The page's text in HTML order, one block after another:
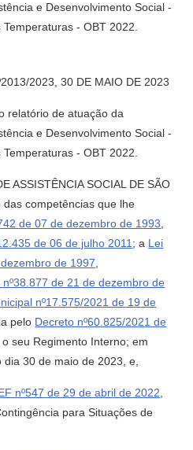
e Desenvolvimento Social -
- OBT 2022.
2023, 30 DE MAIO DE 2023
relatório de atuação da
e Desenvolvimento Social -
- OBT 2022.
ASSISTÊNCIA SOCIAL DE SÃO
das competências que lhe
de 07 de dezembro de 1993
de 06 de julho 2011 ; a Lei
de 1997
nº38.877 de 21 de dezembro de
nº17.575/2021 de 19 de
pelo Decreto nº60.825/2021 de
o seu Regimento Interno; em
30 de maio de 2023, e,
nº547 de 29 de abril de 2022
para Situações de